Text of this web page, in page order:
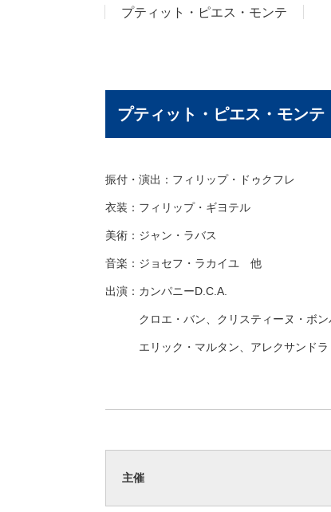
プティット・ピエス・モンテ
プティット・ピエス・モンテ
振付・演出：フィリップ・ドゥクフレ
衣装：フィリップ・ギヨテル
美術：ジャン・ラバス
音楽：ジョセフ・ラカイユ 他
出演：カンパニーD.C.A.
クロエ・バン、クリスティーヌ・ボンバ
エリック・マルタン、アレクサンドラ・
主催